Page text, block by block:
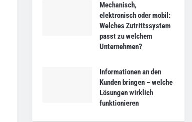
Mechanisch,
elektronisch oder mobil:
Welches Zutrittssystem
passt zu welchem
Unternehmen?
Informationen an den
Kunden bringen – welche
Lösungen wirklich
funktionieren